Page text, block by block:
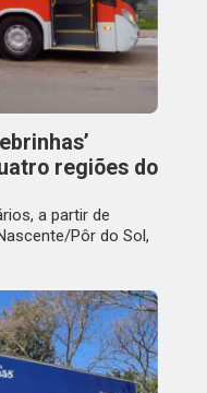
regiões do
a partir de
Pôr do Sol,